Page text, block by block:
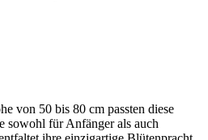
von 50 bis 80 cm passten diese
sowohl für Anfänger als auch